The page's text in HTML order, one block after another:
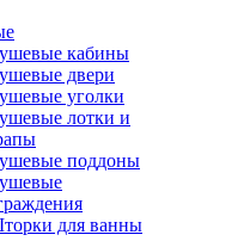
кабины
двери
уголки
лотки и
поддоны
для ванны